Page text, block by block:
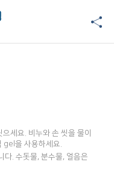
세요. 비누와 손 씻을 물이
gel을 사용하세요.
다. 수돗물, 분수물, 얼음은